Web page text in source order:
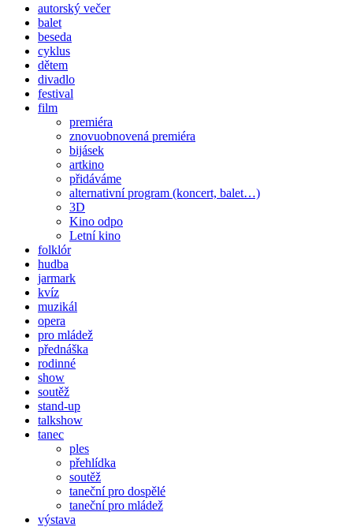
autorský večer
balet
beseda
cyklus
dětem
divadlo
festival
film
premiéra
znovuobnovená premiéra
bijásek
artkino
přidáváme
alternativní program (koncert, balet…)
3D
Kino odpo
Letní kino
folklór
hudba
jarmark
kvíz
muzikál
opera
pro mládež
přednáška
rodinné
show
soutěž
stand-up
talkshow
tanec
ples
přehlídka
soutěž
taneční pro dospělé
taneční pro mládež
výstava